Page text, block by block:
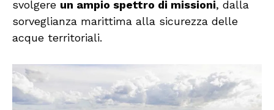
svolgere un ampio spettro di missioni, dalla
sorveglianza marittima alla sicurezza delle
acque territoriali.